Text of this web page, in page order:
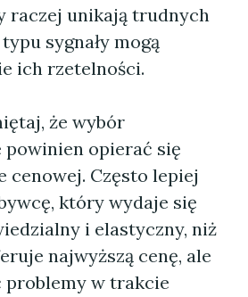
raczej unikają trudnych
sygnały mogą
ich rzetelności.
że wybór
powinien opierać się
cenowej. Często lepiej
który wydaje się
i elastyczny, niż
najwyższą cenę, ale
problemy w trakcie